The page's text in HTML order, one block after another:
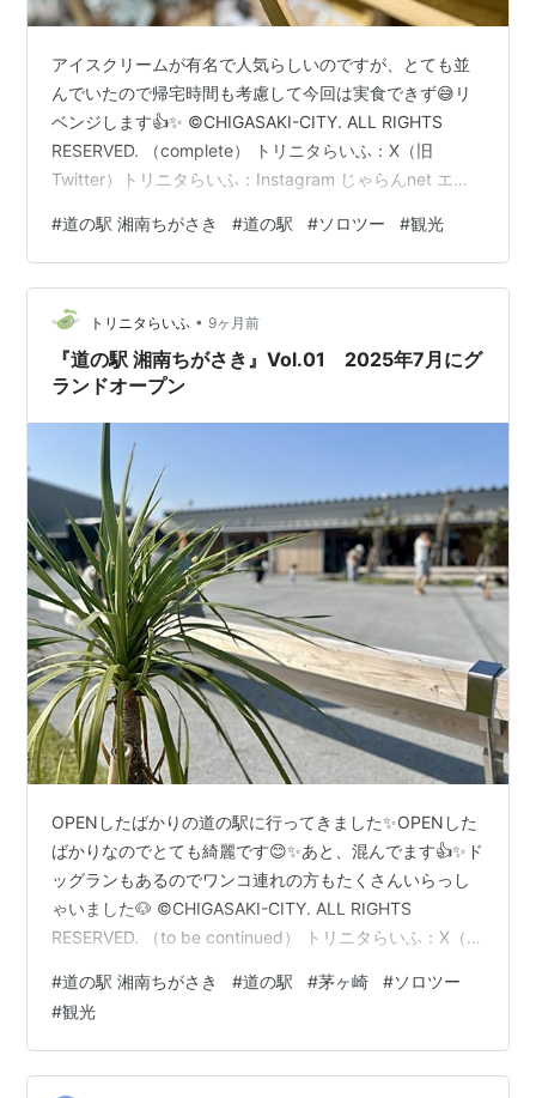
アイスクリームが有名で人気らしいのですが、とても並
んでいたので帰宅時間も考慮して今回は実食できず😅リ
ベンジします👍✨ ©CHIGASAKI-CITY. ALL RIGHTS
RESERVED. （complete） トリニタらいふ：X（旧
Twitter）トリニタらいふ：Instagram じゃらんnet エア
ー！ Yahoo!トラベル オズモール_OZmall トリップドット
コム_Trip.com アニメイト アニメイトブックストア アニ
メイトshop ポケドラ アソビュー！
#道の駅 湘南ちがさき #道の駅 #ソロツー #観光
トリニタらいふ • 9ヶ月前
『道の駅 湘南ちがさき』Vol.01 2025年7月にグ
ランドオープン
OPENしたばかりの道の駅に行ってきました✨OPENした
ばかりなのでとても綺麗です😊✨あと、混んでます👍✨ド
ッグランもあるのでワンコ連れの方もたくさんいらっし
ゃいました🐶 ©CHIGASAKI-CITY. ALL RIGHTS
RESERVED. （to be continued） トリニタらいふ：X（旧
トリ Qoo10 エアトリ_airtrip Qoo10公式通販 アソビュ
ー！ Yahoo!トラベル オズモール_OZmall トリップドット
コム_Trip.com アニメイト アニメイトブックストア アニ
メイトshop ポ…
#道の駅 湘南ちがさき #道の駅 #茅ヶ崎 #ソロツー
#観光